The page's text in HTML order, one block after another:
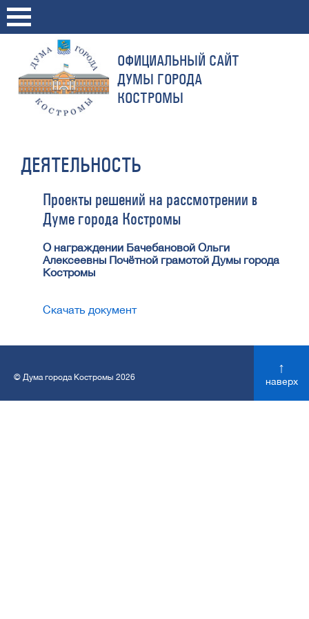
ОФИЦИАЛЬНЫЙ САЙТ
ДУМЫ ГОРОДА
КОСТРОМЫ
ДЕЯТЕЛЬНОСТЬ
Проекты решений на рассмотрении в
Думе города Костромы
О награждении Бачебановой Ольги
Алексеевны Почётной грамотой Думы города
Костромы
Скачать документ
© Дума города Костромы 2026
↑
наверх